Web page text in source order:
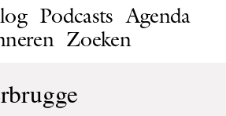
Podcasts Agenda
Zoeken